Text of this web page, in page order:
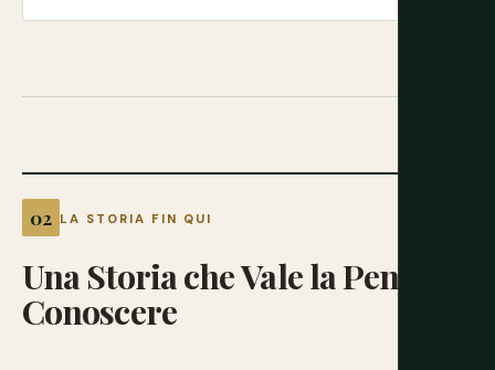
LA STORIA FIN QUI
UnaStoriacheValelaPena
Conoscere